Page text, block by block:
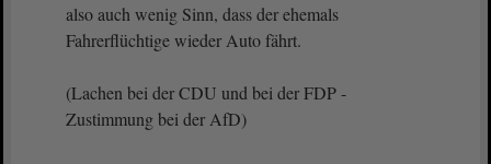
also auch wenig Sinn, dass der ehemals
Fahrerflüchtige wieder Auto fährt.
(Lachen bei der CDU und bei der FDP -
Zustimmung bei der AfD)